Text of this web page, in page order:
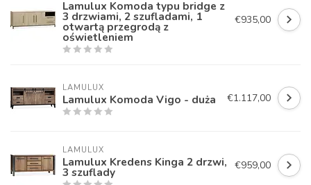
Lamulux Komoda typu bridge z
3 drzwiami, 2 szufladami, 1
otwartą przegrodą z
oświetleniem
€935,00
LAMULUX
Lamulux Komoda Vigo - duża €1.117,00
LAMULUX
Lamulux Kredens Kinga 2 drzwi,
3 szuflady €959,00